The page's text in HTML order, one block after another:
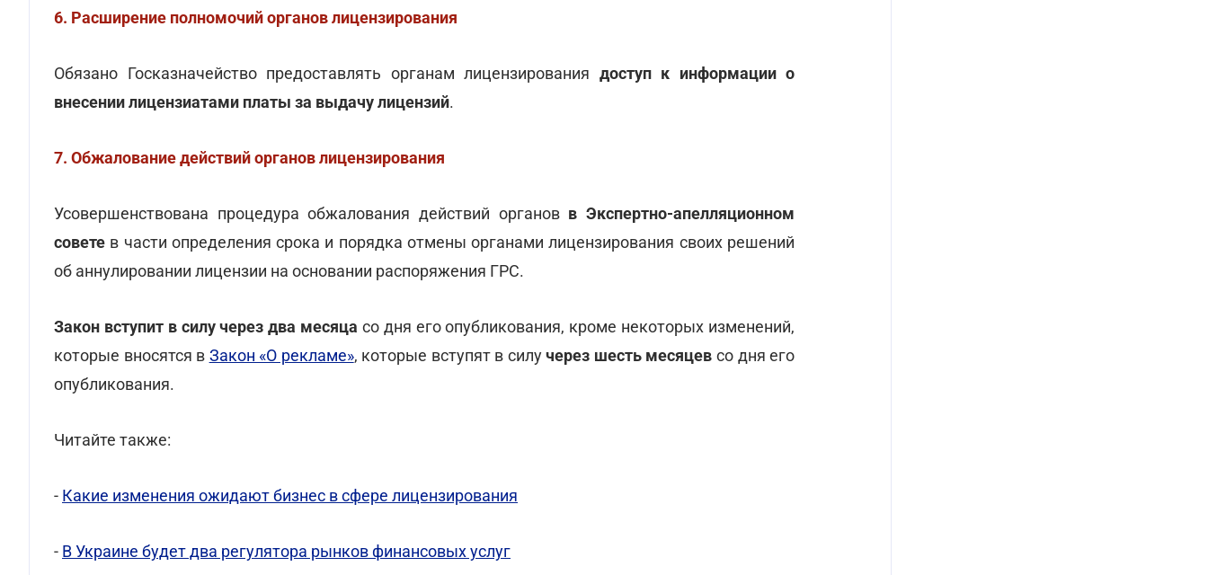
6. Расширение полномочий органов лицензирования
Обязано Госказначейство предоставлять органам лицензирования доступ к информации о
внесении лицензиатами платы за выдачу лицензий.
7. Обжалование действий органов лицензирования
Усовершенствована процедура обжалования действий органов в Экспертно-апелляционном
совете в части определения срока и порядка отмены органами лицензирования своих решений
об аннулировании лицензии на основании распоряжения ГРС.
Закон вступит в силу через два месяца со дня его опубликования, кроме некоторых изменений,
которые вносятся в Закон «О рекламе», которые вступят в силучерез шесть месяцев со дня его
опубликования.
Читайте также:
- Какие изменения ожидают бизнес в сфере лицензирования
- В Украине будет два регулятора рынков финансовых услуг